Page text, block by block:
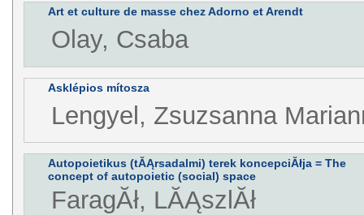
Art et culture de masse chez Adorno et Arendt
Olay, Csaba
Asklépios mítosza
Lengyel, Zsuzsanna
Autopoietikus (tĂĄrsadalmi) terek koncepciĂłja = The
concept of autopoietic (social) space
FaragĂł, LĂĄszlĂł